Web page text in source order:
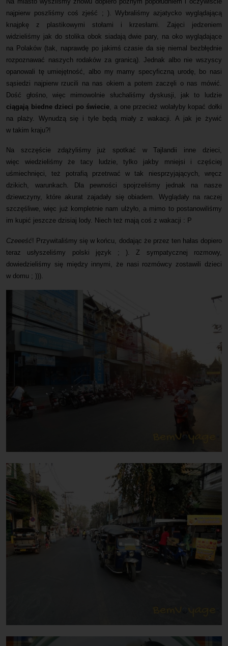
najpierw poszliśmy coś zjeść ; ). Wybraliśmy azjatycko wyglądającą
knajpkę z plastikowymi stołami i krzesłami. Zajęci jedzeniem
widzieliśmy jak do stolika obok siadają dwie pary, na oko wyglądające
na Polaków (tak, naprawdę po jakimś czasie da się niemal bezbłędnie
rozpoznawać naszych rodaków za granicą). Jednak albo nie wszyscy
opanowali tę umiejętność, albo my mamy specyficzną urodę, bo nasi
sąsiedzi najpierw rzucili na nas okiem a potem zaczęli o nas mówić.
Dość głośno, więc mimowolnie słuchaliśmy dyskusji, jak to ludzie
ciągają biedne dzieci po świecie, a one przecież wolałyby kopać dołki
na plaży. Wynudzą się i tyle będą miały z wakacji. A jak je żywić
w takim kraju?!
Na szczęście zdążyliśmy już spotkać w Tajlandii inne dzieci,
więc wiedzieliśmy że tacy ludzie, tylko jakby mniejsi i częściej
uśmiechnięci, też potrafią przetrwać w tak niesprzyjających, wręcz
dzikich, warunkach. Dla pewności spojrzeliśmy jednak na nasze
dziewczyny, które akurat zajadały się obiadem. Wyglądały na raczej
szczęśliwe, więc już kompletnie nam ulżyło, a mimo to postanowiliśmy
im kupić jeszcze dzisiaj lody. Niech też mają coś z wakacji : P
Czeeeść! Przywitaliśmy się w końcu, dodając że przez ten hałas dopiero
teraz usłyszeliśmy polski język ; ). Z sympatycznej rozmowy,
dowiedzieliśmy się między innymi, że nasi rozmówcy zostawili dzieci
w domu ; ))).